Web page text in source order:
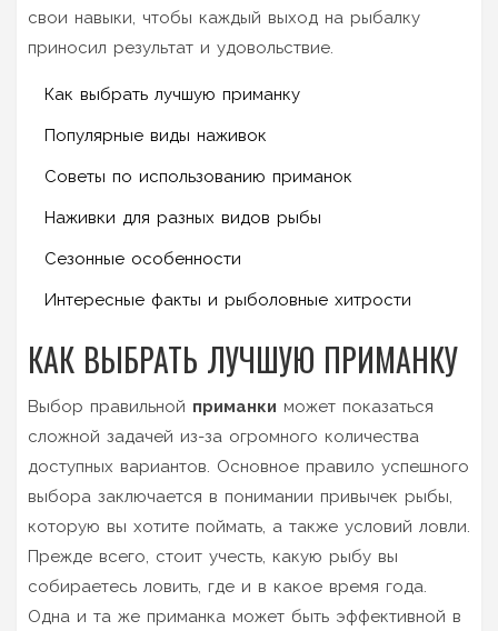
свои навыки, чтобы каждый выход на рыбалку
приносил результат и удовольствие.
Как выбрать лучшую приманку
Популярные виды наживок
Советы по использованию приманок
Наживки для разных видов рыбы
Сезонные особенности
Интересные факты и рыболовные хитрости
КАК ВЫБРАТЬ ЛУЧШУЮ ПРИМАНКУ
Выбор правильной приманки может показаться
сложной задачей из-за огромного количества
доступных вариантов. Основное правило успешного
выбора заключается в понимании привычек рыбы,
которую вы хотите поймать, а также условий ловли.
Прежде всего, стоит учесть, какую рыбу вы
собираетесь ловить, где и в какое время года.
Одна и та же приманка может быть эффективной в